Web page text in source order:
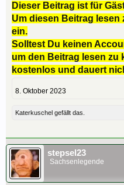
Dieser Beitrag ist für
Um diesen Beitrag
ein.
Solltest Du keinen
um den Beitrag lesen zu
kostenlos und dauert
8. Oktober 2023
Katerkuschel gefällt das.
stepsel23
Sachsenlegende